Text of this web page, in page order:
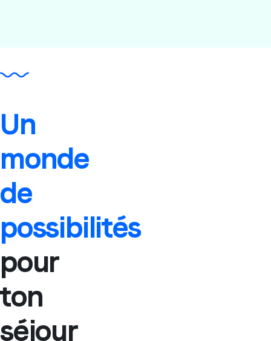
Un
monde
de
possibilités
pour
ton
séjour